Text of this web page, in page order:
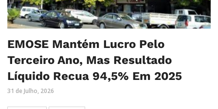
EMOSE Mantém Lucro Pelo
Terceiro Ano, Mas Resultado
Líquido Recua 94,5% Em 2025
31 de Julho, 2026